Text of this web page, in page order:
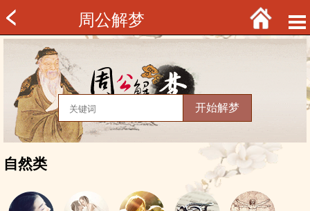
周公解梦
自然类